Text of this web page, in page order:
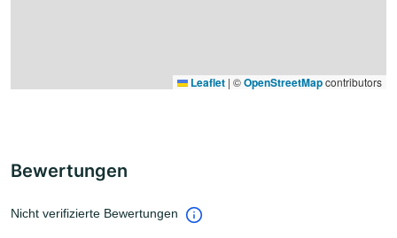
Leaflet | ©OpenStreetMapcontributors
Bewertungen
Nicht verifizierte Bewertungen